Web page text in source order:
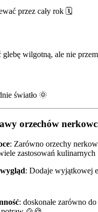
przez cały rok 🗓️
wilgotną, ale nie
światło 🌞
orzechów
: Zarówno orzechy
zastosowań kulinarnych
: Dodaje wyjątkowej
: doskonałe zarówno